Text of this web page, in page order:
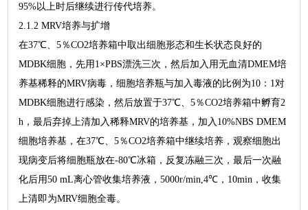
95%以上时后继续进行传代培养。
2.1.2 MRV培养与扩增
在37℃、5％CO2培养箱中取出细胞形态和生长状态良好的
MDBK细胞，先用1×PBS漂洗三次，然后加入用无血清DMEM培
养基稀释的MRV病毒，细胞培养瓶与加入毒液的比例为10：1对
MDBK细胞进行感染，然后放置于37℃、5％CO2培养箱中孵育2
h，最后弃掉上清加入稀释MRV的培养基，加入10%NBS DMEM
细胞培养基，在37℃、5％CO2培养箱中继续培养，观察细胞出
现病变后将细胞瓶放在-80℃冰箱，反复冻融三次，最后一次融
化后用50 mL离心管收集培养液，5000r/min,4℃，10min，收集
上清即为MRV细胞全毒。